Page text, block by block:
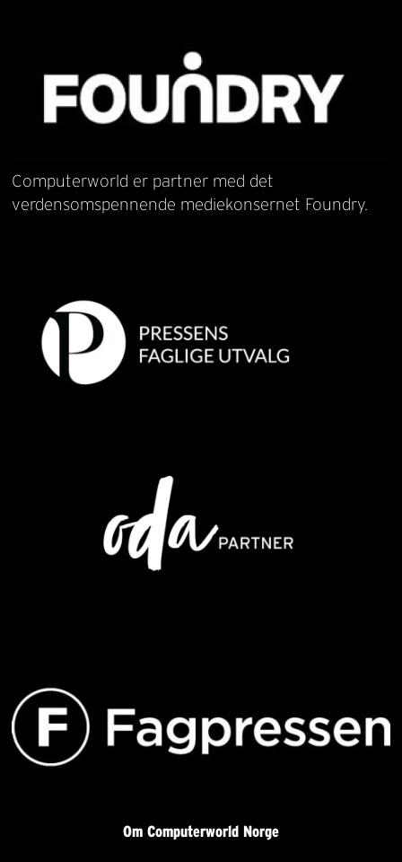
Computerworld er partner med det
verdensomspennende mediekonsernet Foundry.
Om Computerworld Norge